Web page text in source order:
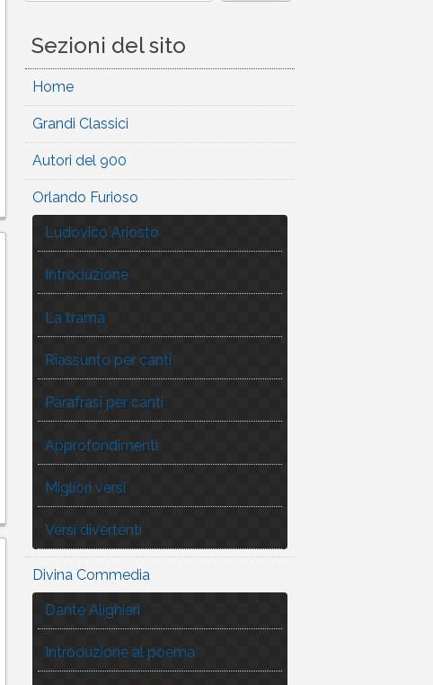
Sezioni del sito
Home
Grandi Classici
Autori del 900
Orlando Furioso
Ludovico Ariosto
Introduzione
La trama
Riassunto per canti
Parafrasi per canti
Approfondimenti
Migliori versi
Versi divertenti
Divina Commedia
Dante Alighieri
Introduzione al poema